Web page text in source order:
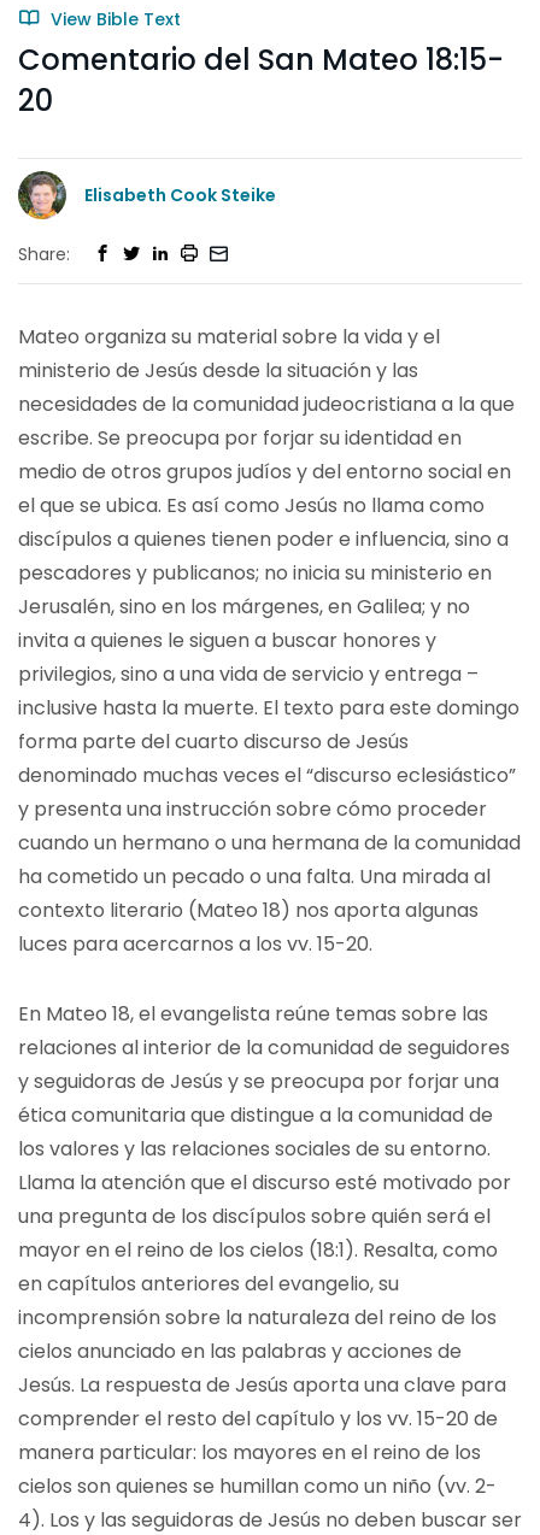
View Bible Text
Comentario del San Mateo 18:15-
20
Elisabeth Cook Steike
Share:
Mateo organiza su material sobre la vida y el
ministerio de Jesús desde la situación y las
necesidades de la comunidad judeocristiana a la que
escribe. Se preocupa por forjar su identidad en
medio de otros grupos judíos y del entorno social en
el que se ubica. Es así como Jesús no llama como
discípulos a quienes tienen poder e influencia, sino a
pescadores y publicanos; no inicia su ministerio en
Jerusalén, sino en los márgenes, en Galilea; y no
invita a quienes le siguen a buscar honores y
privilegios, sino a una vida de servicio y entrega –
inclusive hasta la muerte. El texto para este domingo
forma parte del cuarto discurso de Jesús
denominado muchas veces el “discurso eclesiástico”
y presenta una instrucción sobre cómo proceder
cuando un hermano o una hermana de la comunidad
ha cometido un pecado o una falta. Una mirada al
contexto literario (Mateo 18) nos aporta algunas
luces para acercarnos a los vv. 15-20.
En Mateo 18, el evangelista reúne temas sobre las
relaciones al interior de la comunidad de seguidores
y seguidoras de Jesús y se preocupa por forjar una
ética comunitaria que distingue a la comunidad de
los valores y las relaciones sociales de su entorno.
Llama la atención que el discurso esté motivado por
una pregunta de los discípulos sobre quién será el
mayor en el reino de los cielos (18:1). Resalta, como
en capítulos anteriores del evangelio, su
incomprensión sobre la naturaleza del reino de los
cielos anunciado en las palabras y acciones de
Jesús. La respuesta de Jesús aporta una clave para
comprender el resto del capítulo y los vv. 15-20 de
manera particular: los mayores en el reino de los
cielos son quienes se humillan como un niño (vv. 2-
4). Los y las seguidoras de Jesús no deben buscar ser